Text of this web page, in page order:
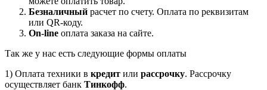
Безналичный расчет по счету. Оплата по реквизитам
или QR-коду.
On-line оплата заказа на сайте.
Так же у нас есть следующие формы оплаты
1) Оплата техники в кредит или рассрочку. Рассрочку
осуществляет банк Тинкофф.